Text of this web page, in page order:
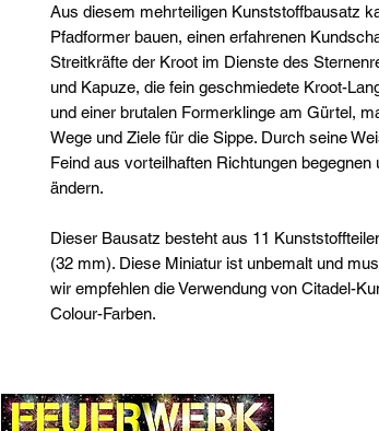
Aus diesem mehrteiligen Kunststoffbausatz
Pfadformer bauen, einen erfahrenen
Streitkräfte der Kroot im Dienste des
und Kapuze, die fein geschmiedete Kroot-
und einer brutalen Formerklinge am Gürtel,
Wege und Ziele für die Sippe. Durch seine
Feind aus vorteilhaften Richtungen begegnen
ändern.
Dieser Bausatz besteht aus 11
(32 mm). Diese Miniatur ist unbemalt und
wir empfehlen die Verwendung von Citadel-
Colour-Farben.